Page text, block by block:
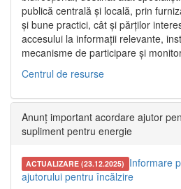
publică centrală și locală, prin
și bune practici, cât și părților
accesului la informații relevante,
mecanisme de participare și
Centrul de resurse
Anunț important acordare ajutor
supliment pentru energie
ACTUALIZARE (23.12.2025) Informare
ajutorului pentru încălzire